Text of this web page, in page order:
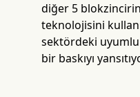
diğer 5
teknolojisini
sektördeki
bir baskıyı